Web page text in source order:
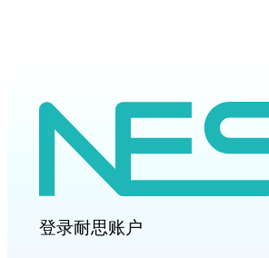
登录耐思账户